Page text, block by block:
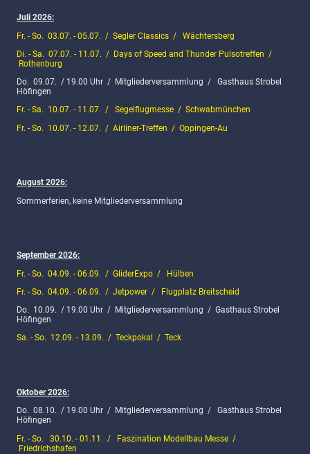
Juli 2026:
Fr. - So. 03.07. - 05.07. / Segler Classics / Wächtersberg
Di. - Sa. 07.07. - 11.07. / Days of Speed and Thunder Pulsotreffen /
Rothenburg
Do. 09.07. / 19.00 Uhr / Mitgliederversammlung / Gasthaus Strobel
Höfingen
Fr. - Sa. 10.07. - 11.07. / Segelflugmesse / Schwabmünchen
Fr. - So. 10.07. - 12.07. / Airliner-Treffen / Oppingen-Au
August 2026:
Sommerferien, keine Mitgliederversammlung
September 2026:
Fr. - So. 04.09. - 06.09. / GliderExpo / Hülben
Fr. - So. 04.09. - 06.09. / Jetpower / Flugplatz Breitscheid
Do. 10.09. / 19.00 Uhr / Mitgliederversammlung / Gasthaus Strobel
Höfingen
Sa. - So. 12.09. - 13.09. / Teckpokal / Teck
Oktober 2026:
Do. 08.10. / 19.00 Uhr / Mitgliederversammlung / Gasthaus Strobel
Höfingen
Fr. - So. 30.10. - 01.11. / Faszination Modellbau Messe /
Friedrichshafen